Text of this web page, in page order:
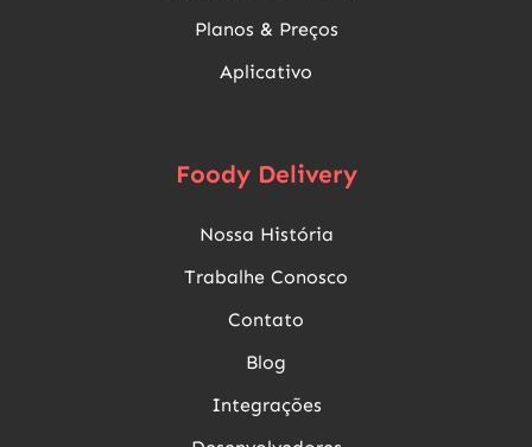
Planos & Preços
Aplicativo
Foody Delivery
Nossa História
Trabalhe Conosco
Contato
Blog
Integrações